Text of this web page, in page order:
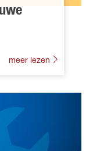
meer lezen